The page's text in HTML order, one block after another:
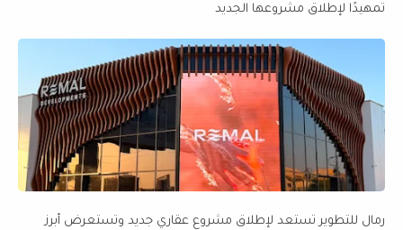
تمهيدًا لإطلاق مشروعها الجديد
رمال للتطوير تستعد لإطلاق مشروع عقاري جديد وتستعرض أبرز